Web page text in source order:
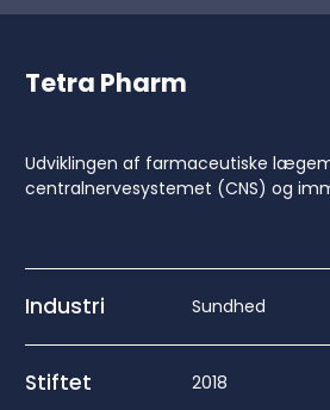
Tetra Pharm
Udviklingen af farmaceutiske
centralnervesystemet (CNS) og
Industri Sundhed
Stiftet 2018